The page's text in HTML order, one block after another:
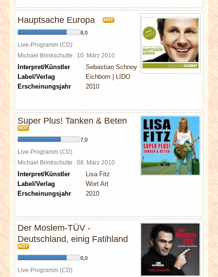
Hauptsache Europa HOT
8,0
Live-Programm (CD)
Michael Brinkschulte 10. März 2010
Interpret/Künstler
Sebastian Schnoy
Label/Verlag
Eichborn | LIDO
Erscheinungsjahr
2010
Super Plus! Tanken & Beten
HOT
7,0
Live-Programm (CD)
Michael Brinkschulte 08. März 2010
Interpret/Künstler
Lisa Fitz
Label/Verlag
Wort Art
Erscheinungsjahr
2010
Der Moslem-TÜV -
Deutschland, einig Fatihland
HOT
8,0
Live-Programm (CD)